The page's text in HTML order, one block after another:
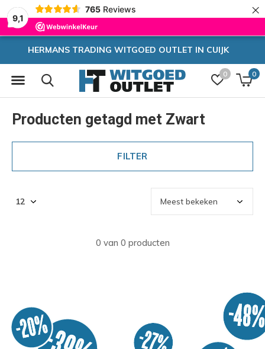
9,1
765 Reviews ×
0 0
IN CUIJK Zeer hoge korting
Producten getagd met Zwart
FILTER
0 van 0 producten